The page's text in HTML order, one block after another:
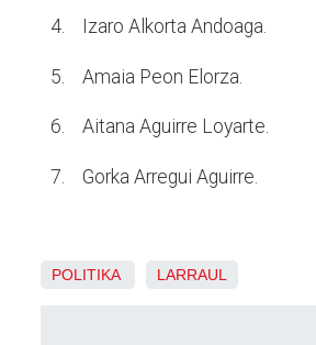
4. Izaro Alkorta Andoaga.
5. Amaia Peon Elorza.
6. Aitana Aguirre Loyarte.
7. Gorka Arregui Aguirre.
POLITIKA LARRAUL